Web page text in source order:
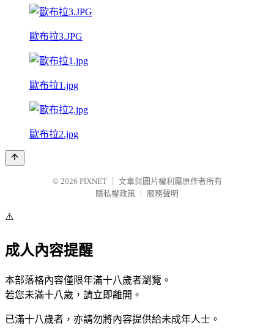
歐布拉3.JPG
歐布拉1.jpg
歐布拉2.jpg
© 2026 PIXNET
文章與圖片權利屬原作者所有
隱私權政策
服務聲明
⚠️
成人內容提醒
本部落格內容僅限年滿十八歲者瀏覽。
若您未滿十八歲，請立即離開。
已滿十八歲者，亦請勿將內容提供給未成年人士。